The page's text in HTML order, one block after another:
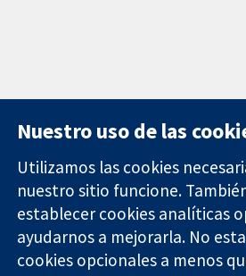
Evidencia fiable.
Decisiones
11-13 Cavendish
Square
Londres
W1G 0AN
Nuestro uso de las
Utilizamos las cookies
nuestro sitio funcione.
establecer cookies analíticas
ayudarnos a mejorarla. No
cookies opcionales a menos